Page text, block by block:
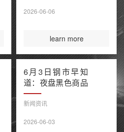
2026-06-06
learn more
6月3日钢市早知
道：夜盘黑色商品
多数收涨 IEA警告
全球石油库存或于
国际煤炭投资创14
新闻资讯
2026-06-03